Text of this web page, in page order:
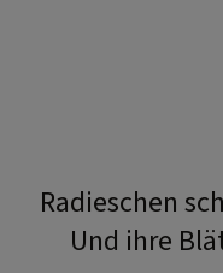
Radieschen
Und ihre